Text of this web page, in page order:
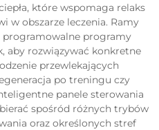
które wspomaga relaks
w obszarze leczenia. Ramy
programy
aby rozwiązywać konkretne
przewlekających
po treningu czy
panele sterowania
spośród różnych trybów
oraz określonych stref